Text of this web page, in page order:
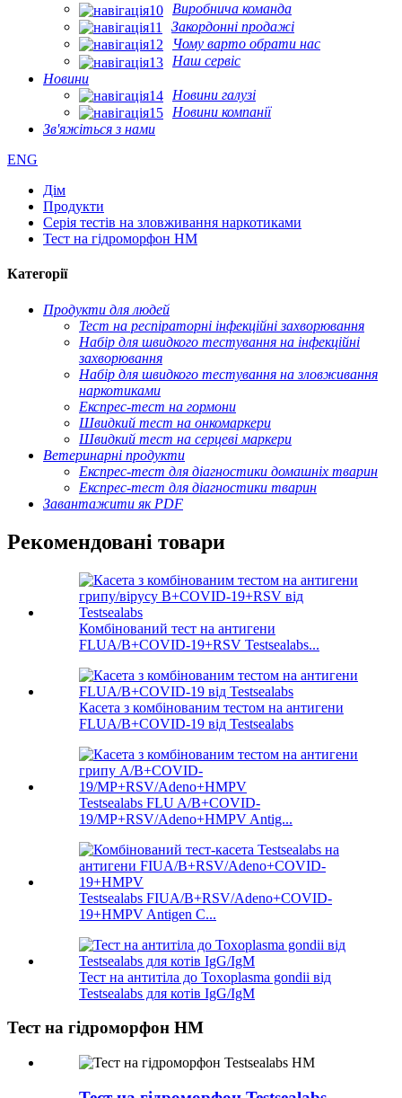
Виробнича команда
Закордонні продажі
Чому варто обрати нас
Наш сервіс
Новини
Новини галузі
Новини компанії
Зв'яжіться з нами
ENG
Дім
Продукти
Серія тестів на зловживання наркотиками
Тест на гідроморфон HM
Категорії
Продукти для людей
Тест на респіраторні інфекційні захворювання
Набір для швидкого тестування на інфекційні
захворювання
Набір для швидкого тестування на зловживання
наркотиками
Експрес-тест на гормони
Швидкий тест на онкомаркери
Швидкий тест на серцеві маркери
Ветеринарні продукти
Експрес-тест для діагностики домашніх тварин
Експрес-тест для діагностики тварин
Завантажити як PDF
Рекомендовані товари
Комбінований тест на антигени
FLUA/B+COVID-19+RSV Testsealabs...
Касета з комбінованим тестом на антигени
FLUA/B+COVID-19 від Testsealabs
Testsealabs FLU A/B+COVID-
19/MP+RSV/Adeno+HMPV Antig...
Testsealabs FIUA/B+RSV/Adeno+COVID-
19+HMPV Antigen C...
Тест на антитіла до Toxoplasma gondii від
Testsealabs для котів IgG/IgM
Тест на гідроморфон HM